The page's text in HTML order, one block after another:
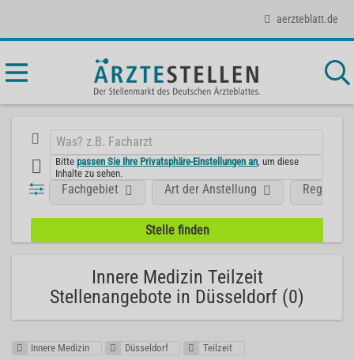
aerzteblatt.de
Bittepassen Sie Ihre Privatsphäre-Einstellungen an , um diese
Inhalte zu sehen.
Fachgebiet Art der Anstellung Region
Innere Medizin Teilzeit
Stellenangebote in Düsseldorf (0)
Innere Medizin Düsseldorf
Teilzeit